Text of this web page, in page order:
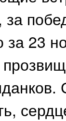
за
за 23